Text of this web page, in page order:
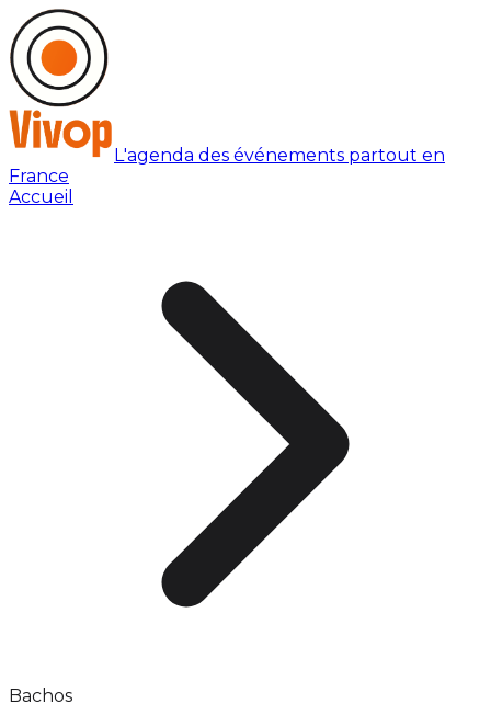
L'agenda des événements partout en
France
Accueil
Bachos